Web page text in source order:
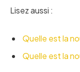
Lisez aussi :
Quelle est la
Quelle est la